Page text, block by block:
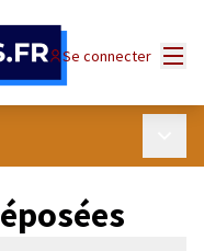
Se connecter